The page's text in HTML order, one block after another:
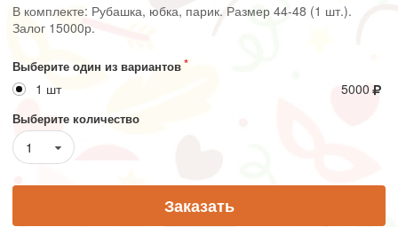
В комплекте: Рубашка, юбка, парик. Размер 44-48 (1 шт.).
Залог 15000р.
Выберите один из вариантов
1 шт 5000
Выберите количество
1
Заказать